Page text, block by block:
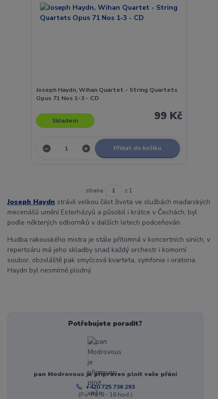
Joseph Haydn, Wihan Quartet - String Quartets
Opus 71 Nos 1-3 - CD
99 Kč
Skladem
Přidat do košíku
strana z 1
Joseph Haydn strávil velkou část života ve službách maďarských
mecenášů umění Esterházyů a působil i krátce v Čechách, byl
podle některých odborníků v dalších letech podceňován.
Hudba rakouského mistra je stále přítomná v koncertních síních, v
repertoáru má jeho skladby snad každý orchestr i komorní
soubor, obzvláště pak smyčcová kvarteta, symfonie i oratoria.
Haydn byl nesmírně plodný.
Potřebujete poradit?
pan Modrovous je připraven plnit vaše přání
+420 725 736 293
(Po-Pá, 8 - 16 hod.)